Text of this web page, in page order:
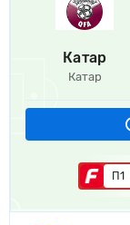
Катар
Катар
П1